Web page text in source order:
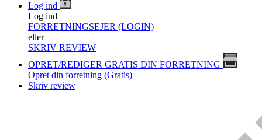
Log ind
Log ind
FORRETNINGSEJER (LOGIN)
eller
SKRIV REVIEW
OPRET/REDIGER GRATIS DIN FORRETNING
Opret din forretning (Gratis)
Skriv review